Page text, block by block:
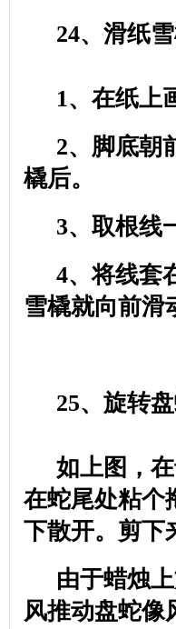
24、滑纸
1、在纸上
2、脚底朝
橇后。
3、取根线
4、将线套
雪橇就向前滑
25、旋转
如上图，
在蛇尾处粘个
下散开。剪下
由于蜡烛
风推动盘蛇像